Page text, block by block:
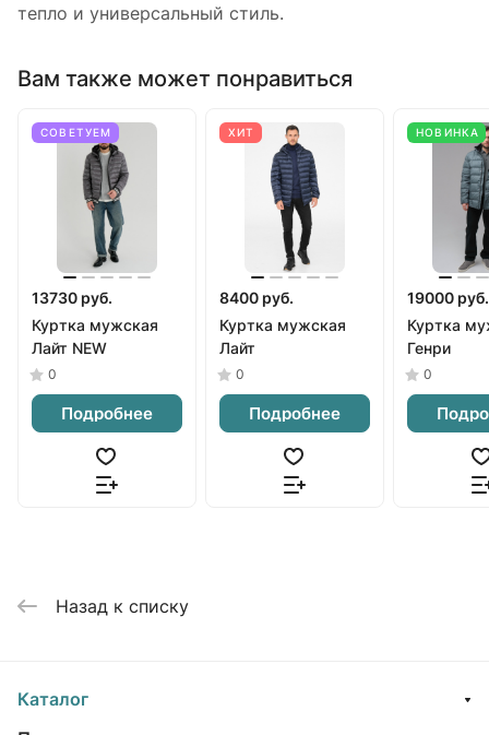
тепло и универсальный стиль.
Вам также может понравиться
СОВЕТУЕМ
13730 руб.
Куртка мужская
Лайт NEW
0
Подробнее
ХИТ
8400 руб.
Куртка мужская
Лайт
0
Подробнее
НОВИНКА
19000 руб.
Куртка
Генри
0
Назад к списку
Каталог